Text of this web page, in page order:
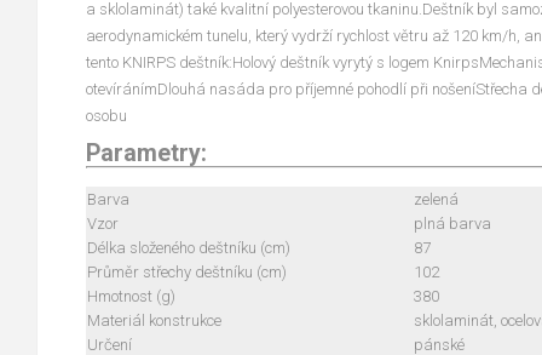
a sklolaminát) také kvalitní polyesterovou tkaninu.Deštník byl
aerodynamickém tunelu, který vydrží rychlost větru až 120 km/h,
tento KNIRPS deštník:Holový deštník vyrytý s logem
otevíránímDlouhá nasáda pro příjemné pohodlí při nošeníStřecha
osobu
Parametry:
Barva
zelená
Vzor
plná barva
Délka složeného deštníku (cm)
87
Průměr střechy deštníku (cm)
102
Hmotnost (g)
380
Materiál konstrukce
sklolaminát,
Určení
pánské